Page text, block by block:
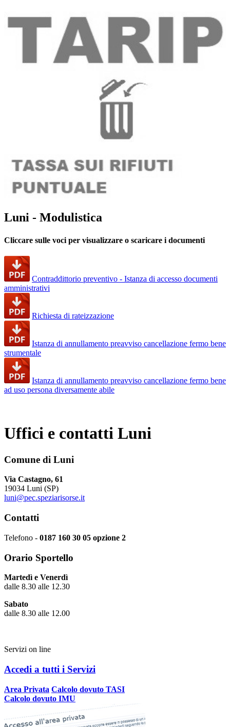
Luni - Modulistica
Cliccare sulle voci per visualizzare o scaricare i documenti
Contraddittorio preventivo - Istanza di accesso documenti
amministrativi
Richiesta di rateizzazione
Istanza di annullamento preavviso cancellazione fermo bene
strumentale
Istanza di annullamento preavviso cancellazione fermo bene
ad uso persona diversamente abile
Uffici e contatti Luni
Comune di Luni
Via Castagno, 61
19034 Luni (SP)
luni@pec.speziarisorse.it
Contatti
Telefono - 0187 160 30 05 opzione 2
Orario Sportello
Martedì e Venerdì
dalle 8.30 alle 12.30
Sabato
dalle 8.30 alle 12.00
Servizi on line
Accedi a tutti i Servizi
Area Privata Calcolo dovuto TASI
Calcolo dovuto IMU